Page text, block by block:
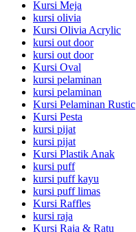
Kursi Meja
kursi olivia
Kursi Olivia Acrylic
kursi out door
kursi out door
Kursi Oval
kursi pelaminan
kursi pelaminan
Kursi Pelaminan Rustic
Kursi Pesta
kursi pijat
kursi pijat
Kursi Plastik Anak
kursi puff
kursi puff kayu
kursi puff limas
Kursi Raffles
kursi raja
Kursi Raja & Ratu